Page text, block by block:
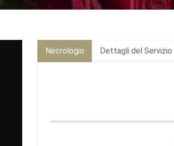
Necrologio Dettagli del Servizio